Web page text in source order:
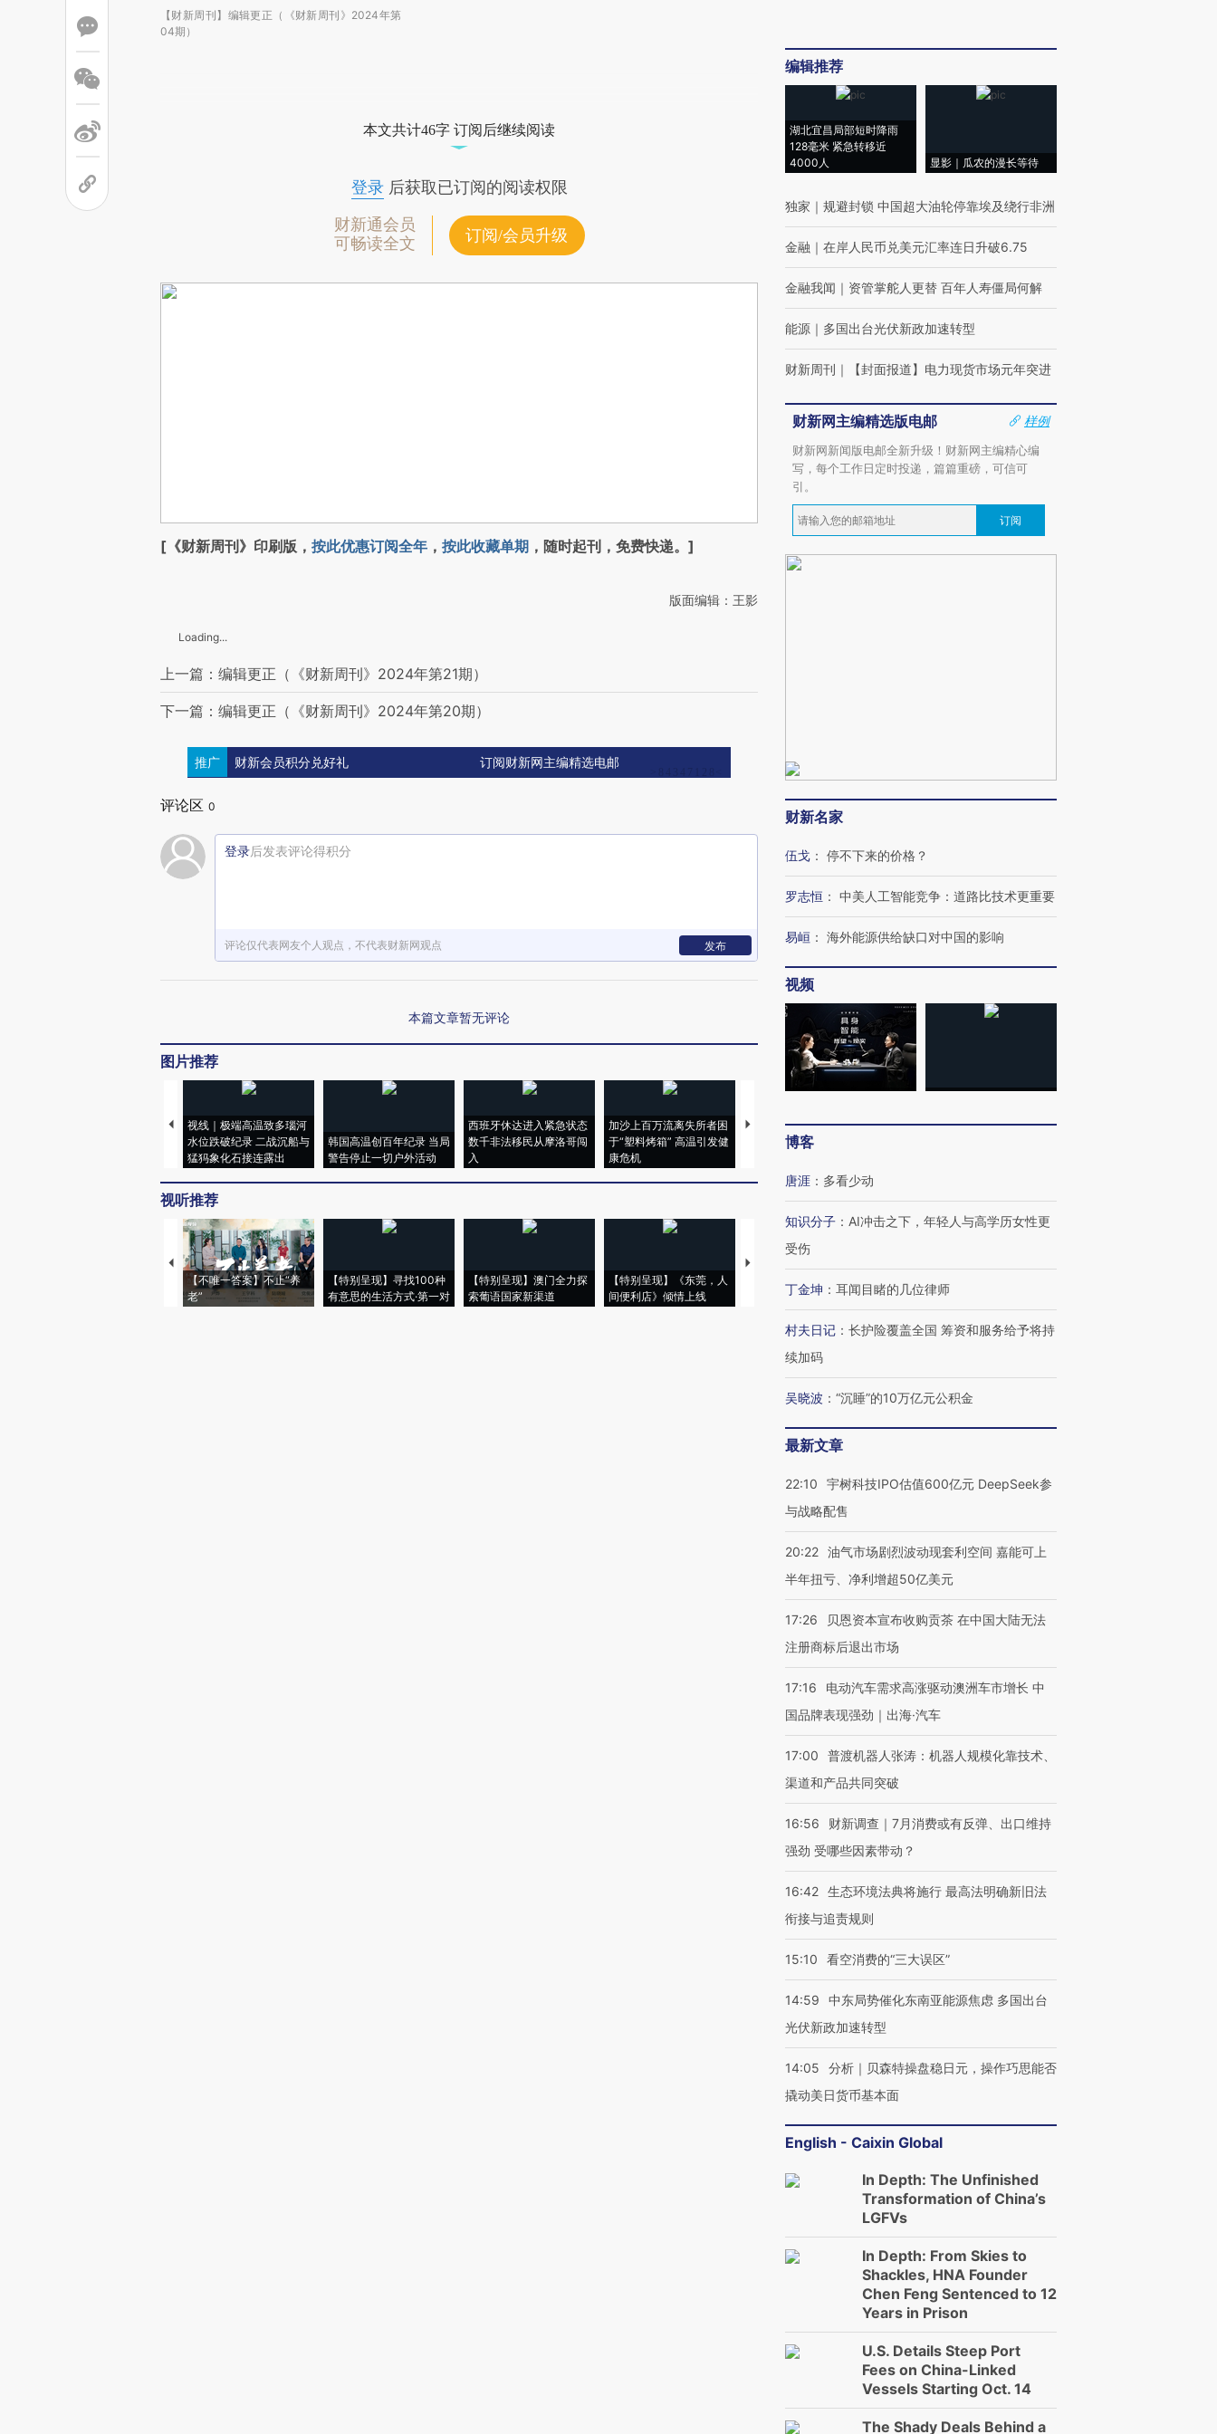
【财新周刊】编辑更正（《财新周刊》2024年第
04期）
本文共计46字 订阅后继续阅读
登录后获取已订阅的阅读权限
财新通会员
可畅读全文
订阅/会员升级
[《财新周刊》印刷版， 按此优惠订阅全年 ， 按此收藏单期 ，随时起刊，免费快递。]
版面编辑：王影
Loading...
上一篇：编辑更正（《财新周刊》2024年第21期）
下一篇：编辑更正（《财新周刊》2024年第20期）
推广 财新会员积分兑好礼 订阅财新网主编精选电邮
评论区 0
登录后发表评论得积分
评论仅代表网友个人观点，不代表财新网观点 发布
本篇文章暂无评论
图片推荐
视线｜极端高温致多瑙河
水位跌破纪录 二战沉船与
猛犸象化石接连露出
韩国高温创百年纪录 当局
警告停止一切户外活动
西班牙休达进入紧急状态
数千非法移民从摩洛哥闯
入
加沙上百万流离失所者困
于“塑料烤箱” 高温引发健
康危机
视线｜HYROX的吸金
术：是什么让中产们甘
马航飞行员跨国走私7万
视线｜被称为“蟑螂”的印
视听推荐
【不唯一答案】不止“养
老”
【特别呈现】寻找100种
有意思的生活方式·第一对
【特别呈现】澳门全力探
索葡语国家新渠道
【特别呈现】《东莞，人
间便利店》倾情上线
【推广】走进第四届链博
会，让数智科技“链”接产
【特别呈现】寻找100种
有意思的生活方式·第三对
编辑推荐
湖北宜昌局部短时降雨
128毫米 紧急转移近
4000人
显影｜瓜农的漫长等待
独家 ｜ 规避封锁 中国超大油轮停靠埃及绕行非洲
金融 ｜ 在岸人民币兑美元汇率连日升破6.75
金融我闻 ｜ 资管掌舵人更替 百年人寿僵局何解
能源 ｜ 多国出台光伏新政加速转型
财新周刊 ｜ 【封面报道】电力现货市场元年突进
财新网主编精选版电邮
样例
财新网新闻版电邮全新升级！财新网主编精心编
写，每个工作日定时投递，篇篇重磅，可信可
引。
订阅
财新名家
伍戈 ： 停不下来的价格？
罗志恒 ： 中美人工智能竞争：道路比技术更重要
易峘 ： 海外能源供给缺口对中国的影响
视频
博客
唐涯 ： 多看少动
知识分子 ： AI冲击之下，年轻人与高学历女性更
受伤
丁金坤 ： 耳闻目睹的几位律师
村夫日记 ： 长护险覆盖全国 筹资和服务给予将持
续加码
吴晓波 ： “沉睡”的10万亿元公积金
最新文章
22:10
宇树科技IPO估值600亿元 DeepSeek参
与战略配售
20:22 油气市场剧烈波动现套利空间 嘉能可上
半年扭亏、净利增超50亿美元
17:26
贝恩资本宣布收购贡茶 在中国大陆无法
注册商标后退出市场
17:16
电动汽车需求高涨驱动澳洲车市增长 中
国品牌表现强劲｜出海·汽车
17:00
普渡机器人张涛：机器人规模化靠技术、
渠道和产品共同突破
16:56
财新调查｜7月消费或有反弹、出口维持
强劲 受哪些因素带动？
16:42 生态环境法典将施行 最高法明确新旧法
衔接与追责规则
15:10 看空消费的“三大误区”
14:59
中东局势催化东南亚能源焦虑 多国出台
光伏新政加速转型
14:05
分析｜贝森特操盘稳日元，操作巧思能否
撬动美日货币基本面
English - Caixin Global
In Depth: The Unfinished
Transformation of China’s
LGFVs
In Depth: From Skies to
Shackles, HNA Founder
Chen Feng Sentenced to 12
Years in Prison
U.S. Details Steep Port
Fees on China-Linked
Vessels Starting Oct. 14
The Shady Deals Behind a